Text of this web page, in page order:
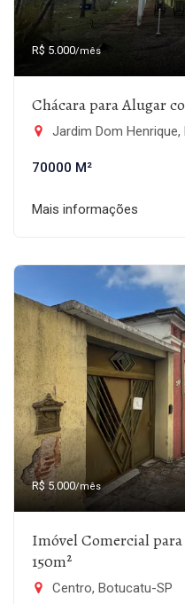
R$ 5.000/mês
Chácara para Alugar
Jardim Dom
70000 M²
Mais informações
R$ 5.000/mês
Imóvel Comercial
150m²
Centro, Botucatu-SP